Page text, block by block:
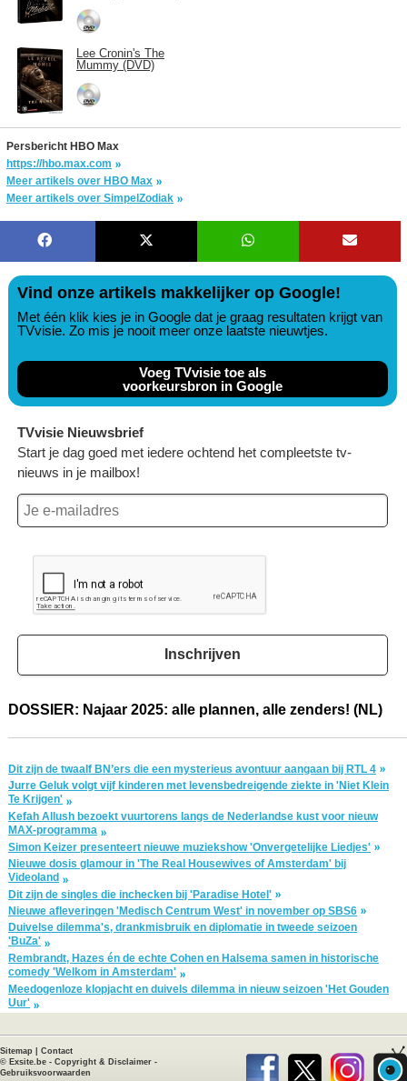
Lee Cronin's The
Mummy (DVD)
Persbericht HBO Max
https://hbo.max.com
Meer artikels over HBO Max
Meer artikels over SimpelZodiak
Vind onze artikels makkelijker op Google!
Met één klik kies je in Google dat je graag resultaten krijgt van
TVvisie. Zo mis je nooit meer onze laatste nieuwtjes.
Voeg TVvisie toe als
voorkeursbron in Google
TVvisie Nieuwsbrief
Start je dag goed met iedere ochtend het compleetste tv-
nieuws in je mailbox!
Inschrijven
DOSSIER: Najaar 2025: alle plannen, alle zenders! (NL)
Dit zijn de twaalf BN’ers die een mysterieus avontuur aangaan bij RTL 4
Jurre Geluk volgt vijf kinderen met levensbedreigende ziekte in 'Niet Klein
Te Krijgen'
Kefah Allush bezoekt vuurtorens langs de Nederlandse kust voor nieuw
MAX-programma
Simon Keizer presenteert nieuwe muziekshow 'Onvergetelijke Liedjes'
Nieuwe dosis glamour in 'The Real Housewives of Amsterdam' bij
Videoland
Dit zijn de singles die inchecken bij 'Paradise Hotel'
Nieuwe afleveringen 'Medisch Centrum West' in november op SBS6
Duivelse dilemma's, drankmisbruik en diplomatie in tweede seizoen
'BuZa'
Rembrandt, Hazes én de echte Cohen en Halsema samen in historische
comedy 'Welkom in Amsterdam'
Meedogenloze klopjacht en duivels dilemma in nieuw seizoen 'Het Gouden
Uur'
Sitemap
Contact
© Exsite.be - Copyright & Disclaimer -
Gebruiksvoorwaarden